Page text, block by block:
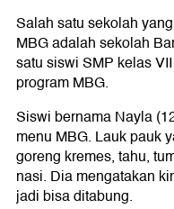
Salah satu sekolah
MBG adalah sekolah
satu siswi SMP kelas
program MBG.
Siswi bernama Nayla
menu MBG. Lauk pauk
goreng kremes, tahu,
nasi. Dia mengatakan
jadi bisa ditabung.